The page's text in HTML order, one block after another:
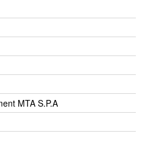
Vietnam
MTA S.P.A